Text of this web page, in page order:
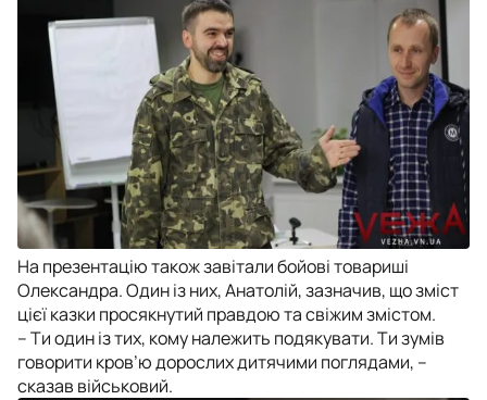
На презентацію також завітали бойові товариші
Олександра. Один із них, Анатолій, зазначив, що зміст
цієї казки просякнутий правдою та свіжим змістом.
– Ти один із тих, кому належить подякувати. Ти зумів
говорити кров’ю дорослих дитячими поглядами, –
сказав військовий.